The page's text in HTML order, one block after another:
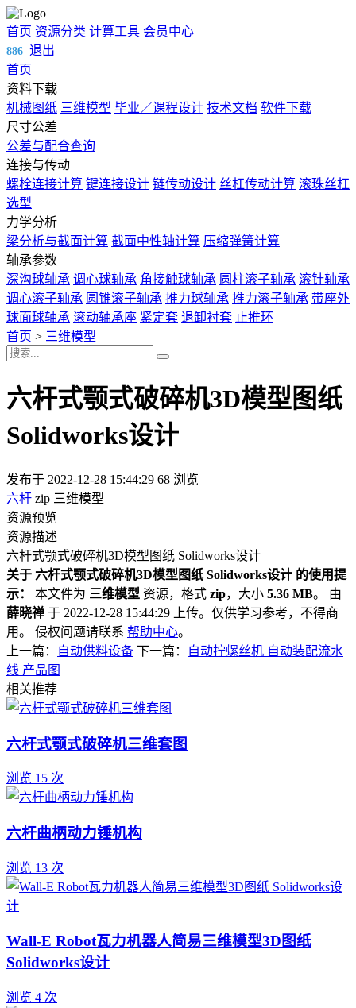
首页 资源分类 计算工具 会员中心
886 退出
首页
资料下载
机械图纸 三维模型 毕业／课程设计 技术文档 软件下载
尺寸公差
公差与配合查询
连接与传动
螺栓连接计算 键连接设计 链传动设计 丝杠传动计算 滚珠丝杠
选型
力学分析
梁分析与截面计算 截面中性轴计算 压缩弹簧计算
轴承参数
深沟球轴承 调心球轴承 角接触球轴承 圆柱滚子轴承 滚针轴承
调心滚子轴承 圆锥滚子轴承 推力球轴承 推力滚子轴承 带座外
球面球轴承 滚动轴承座 紧定套 退卸衬套 止推环
首页 > 三维模型
六杆式颚式破碎机3D模型图纸
Solidworks设计
发布于 2022-12-28 15:44:29 68 浏览
六杆 zip 三维模型
资源预览
资源描述
六杆式颚式破碎机3D模型图纸 Solidworks设计
关于 六杆式颚式破碎机3D模型图纸 Solidworks设计 的使用提
示：
本文件为 三维模型 资源，格式 zip，大小 5.36 MB。 由
薛晓禅 于 2022-12-28 15:44:29 上传。仅供学习参考，不得商
用。 侵权问题请联系 帮助中心。
上一篇：
自动供料设备 下一篇：
自动拧螺丝机 自动装配流水
线 产品图
相关推荐
六杆式颚式破碎机三维套图
浏览 15 次
六杆曲柄动力锤机构
浏览 13 次
Wall-E Robot瓦力机器人简易三维模型3D图纸
Solidworks设计
浏览 4 次